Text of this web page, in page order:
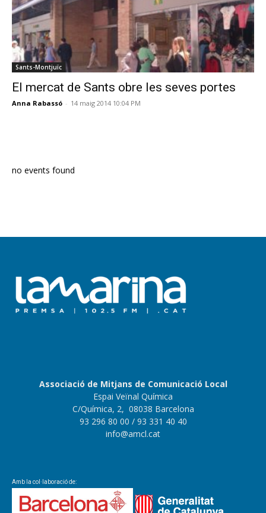
Sants-Montjuïc
El mercat de Sants obre les seves portes
Anna Rabassó - 14 maig 2014 10:04 PM
no events found
Associació de Mitjans de Comunicació Local
Espai Veïnal Química
C/Química, 2, 08038 Barcelona
93 296 80 00 / 93 331 40 40
info@amcl.cat
Amb la col·laboració de: